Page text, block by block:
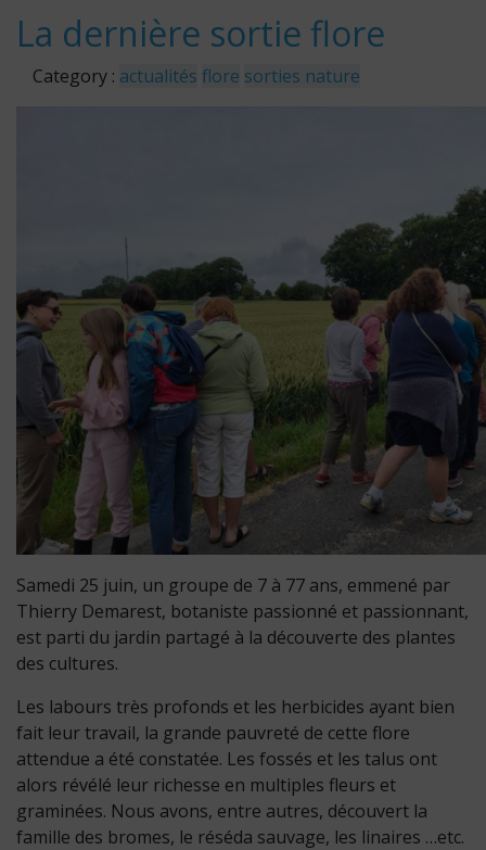
La dernière sortie flore
Category : actualités flore sorties nature
Samedi 25 juin, un groupe de 7 à 77 ans, emmené par
Thierry Demarest, botaniste passionné et passionnant,
est parti du jardin partagé à la découverte des plantes
des cultures.
Les labours très profonds et les herbicides ayant bien
fait leur travail, la grande pauvreté de cette flore
attendue a été constatée. Les fossés et les talus ont
alors révélé leur richesse en multiples fleurs et
graminées. Nous avons, entre autres, découvert la
famille des bromes, le réséda sauvage, les linaires …etc.